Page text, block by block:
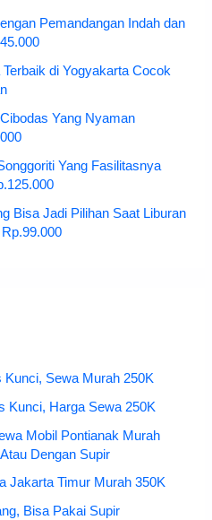
Pemandangan Indah dan
di Yogyakarta Cocok
Yang Nyaman
Yang Fasilitasnya
Bisa Jadi Pilihan Saat Liburan
Kunci, Sewa Murah 250K
Kunci, Harga Sewa 250K
Mobil Pontianak Murah
Dengan Supir
Jakarta Timur Murah 350K
Bisa Pakai Supir